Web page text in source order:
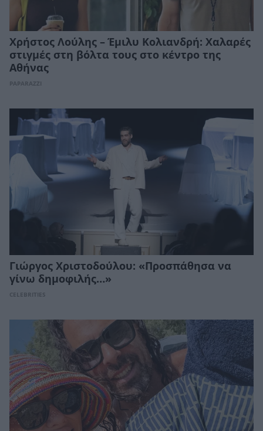
Χρήστος Λούλης – Έμιλυ Κολιανδρή: Χαλαρές
στιγμές στη βόλτα τους στο κέντρο της
Αθήνας
PAPARAZZI
Γιώργος Χριστοδούλου: «Προσπάθησα να
γίνω δημοφιλής…»
CELEBRITIES